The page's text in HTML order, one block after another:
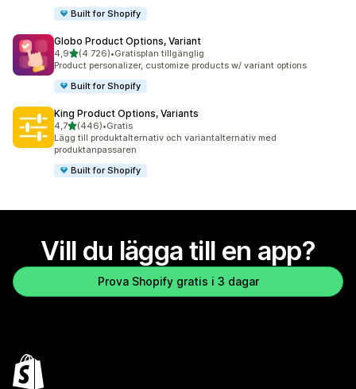
Built for Shopify
Globo Product Options, Variant
4,9av 5 stjärnor
(4 726)
4726 recensioner totalt
•Gratisplan tillgänglig
Product personalizer, customize products w/ variant options
Built for Shopify
King Product Options, Variants
4,7av 5 stjärnor
(446)
446 recensioner totalt
•Gratis
Lägg till produktalternativ och variantalternativ med
produktanpassaren
Built for Shopify
Vill du lägga till en app?
Prova Shopify gratis i 3 dagar